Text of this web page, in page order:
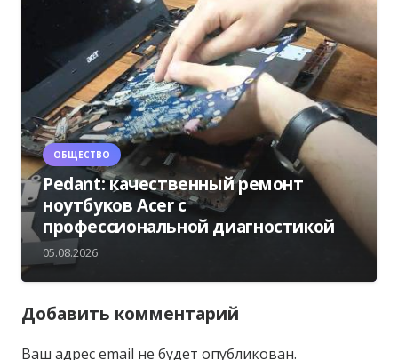
ОБЩЕСТВО
Pedant: качественный ремонт
ноутбуков Acer с
профессиональной диагностикой
05.08.2026
Добавить комментарий
Ваш адрес email не будет опубликован.